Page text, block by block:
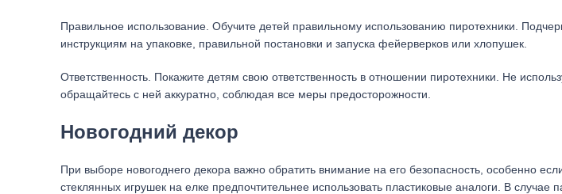
Правильное использование. Обучите детей правильному использованию пиротехники.
инструкциям на упаковке, правильной постановки и запуска фейерверков или хлопушек.
Ответственность. Покажите детям свою ответственность в отношении пиротехники. Не
обращайтесь с ней аккуратно, соблюдая все меры предосторожности.
Новогодний декор
При выборе новогоднего декора важно обратить внимание на его безопасность, особенно
стеклянных игрушек на елке предпочтительнее использовать пластиковые аналоги. В случае